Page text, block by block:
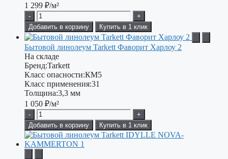
1 299 ₽/м²
-
+
Добавить в корзину
Купить в 1 клик
Бытовой линолеум Tarkett Фаворит Харлоу 2
На складе
Бренд:Tarkett
Класс опасности:КМ5
Класс применения:31
Толщина:3,3 мм
1 050 ₽/м²
-
+
Добавить в корзину
Купить в 1 клик